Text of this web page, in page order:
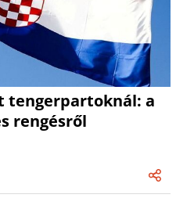
tengerpartoknál: a
rengésről